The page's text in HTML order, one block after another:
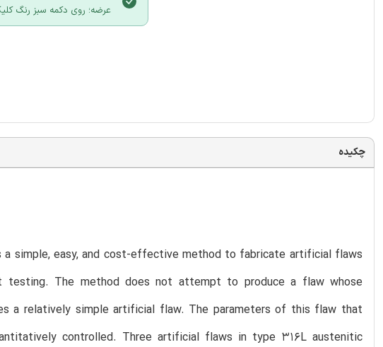
عرضه؛ روی دکمه سبز رنگ
چکیده
simple, easy, and cost-effective method to fabricate artificial flaws
testing. The method does not attempt to produce a flaw whose
a relatively simple artificial flaw. The parameters of this flaw that
controlled. Three artificial flaws in type 316L austenitic